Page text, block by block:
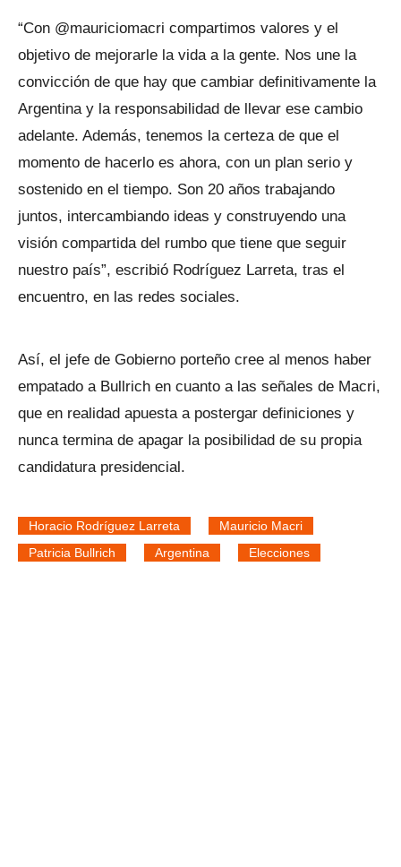
“Con @mauriciomacri compartimos valores y el
objetivo de mejorarle la vida a la gente. Nos une la
convicción de que hay que cambiar definitivamente la
Argentina y la responsabilidad de llevar ese cambio
adelante. Además, tenemos la certeza de que el
momento de hacerlo es ahora, con un plan serio y
sostenido en el tiempo. Son 20 años trabajando
juntos, intercambiando ideas y construyendo una
visión compartida del rumbo que tiene que seguir
nuestro país”, escribió Rodríguez Larreta, tras el
encuentro, en las redes sociales.
Así, el jefe de Gobierno porteño cree al menos haber
empatado a Bullrich en cuanto a las señales de Macri,
que en realidad apuesta a postergar definiciones y
nunca termina de apagar la posibilidad de su propia
candidatura presidencial.
Horacio Rodríguez Larreta
Mauricio Macri
Patricia Bullrich
Argentina Elecciones